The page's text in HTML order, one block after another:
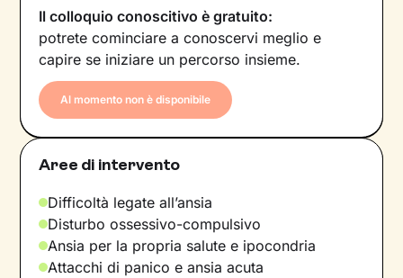
Il colloquio conoscitivo è gratuito:
potrete cominciare a conoscervi meglio e
capire se iniziare un percorso insieme.
Al momento non è disponibile
Aree di intervento
Difficoltà legate all’ansia
Disturbo ossessivo-compulsivo
Ansia per la propria salute e ipocondria
Attacchi di panico e ansia acuta